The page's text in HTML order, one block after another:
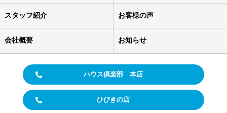
スタッフ紹介 お客様の声
会社概要 お知らせ
ハウス倶楽部 本店
ひびきの店